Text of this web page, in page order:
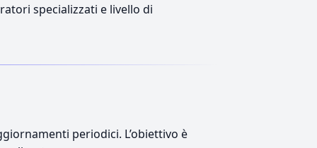
specializzati e livello di
periodici. L’obiettivo è